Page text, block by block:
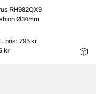
RH982QX9
Ø34mm
pris: 795 kr
kr